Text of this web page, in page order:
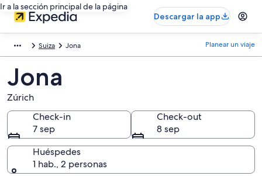
Ir a la sección principal de la página
Descargar la app
Suiza Jona Planear un viaje
Jona
Zúrich
Check-in
7 sep
Check-out
8 sep
Huéspedes
1 hab., 2 personas